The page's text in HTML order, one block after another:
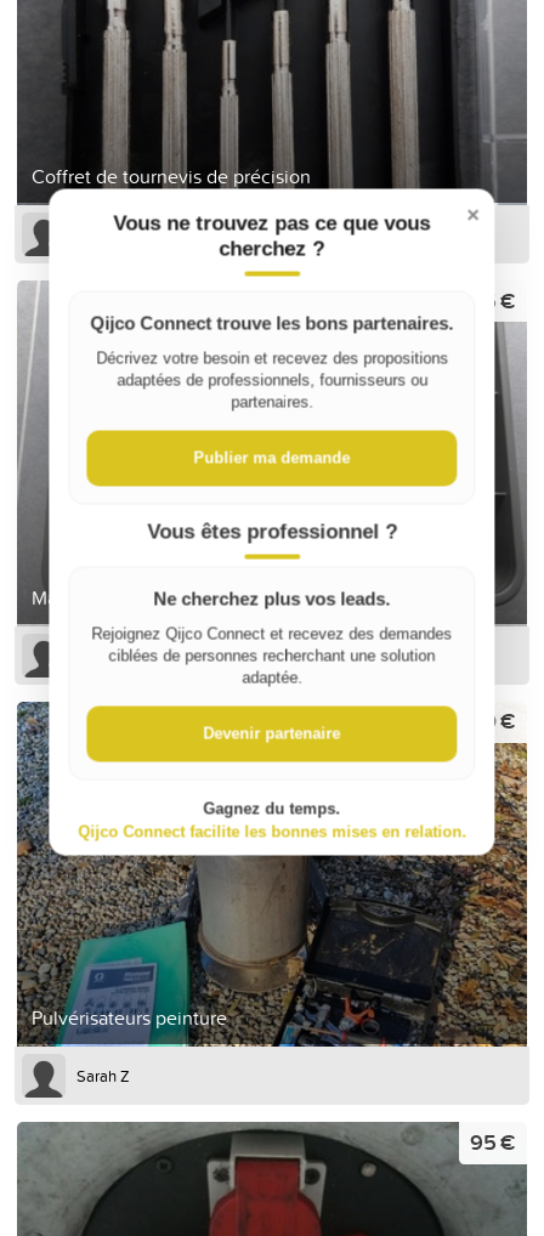
Coffret de tournevis de précision
Sophie B
Mallette avec 7 compartiments
6 €
Sophie B
Pulvérisateurs peinture
600 €
Sarah Z
95 €
×
Vous ne trouvez pas ce que vous
cherchez ?
Qijco Connect trouve les bons partenaires.
Décrivez votre besoin et recevez des propositions
adaptées de professionnels, fournisseurs ou
partenaires.
Publier ma demande
Vous êtes professionnel ?
Ne cherchez plus vos leads.
Rejoignez Qijco Connect et recevez des demandes
ciblées de personnes recherchant une solution
adaptée.
Devenir partenaire
Gagnez du temps.
Qijco Connect facilite les bonnes mises en relation.